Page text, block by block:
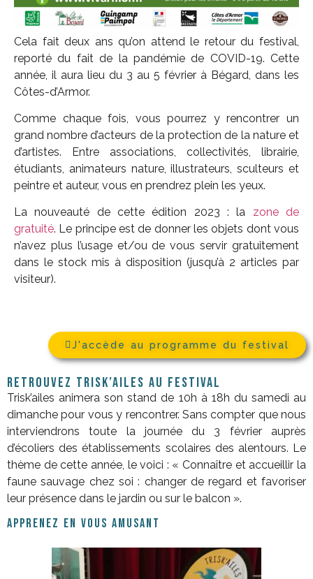
Cela fait deux ans qu’on attend le retour du festival,
reporté du fait de la pandémie de COVID-19. Cette
année, il aura lieu du 3 au 5 février à Bégard, dans les
Côtes-d’Armor.
Comme chaque fois, vous pourrez y rencontrer un
grand nombre d’acteurs de la protection de la nature et
d’artistes. Entre associations, collectivités, librairie,
étudiants, animateurs nature, illustrateurs, sculteurs et
peintre et auteur, vous en prendrez plein les yeux.
La nouveauté de cette édition 2023 : la zone de
gratuité. Le principe est de donner les objets dont vous
n’avez plus l’usage et/ou de vous servir gratuitement
dans le stock mis à disposition (jusqu’à 2 articles par
visiteur).
J'accède au programme du festival
Retrouvez Trisk’ailes au festival
Trisk’ailes animera son stand de 10h à 18h du samedi au
dimanche pour vous y rencontrer. Sans compter que nous
interviendrons toute la journée du 3 février auprès
d’écoliers des établissements scolaires des alentours. Le
thème de cette année, le voici : « Connaître et accueillir la
faune sauvage chez soi : changer de regard et favoriser
leur présence dans le jardin ou sur le balcon ».
APPRENEZ EN VOUS AMUSANT